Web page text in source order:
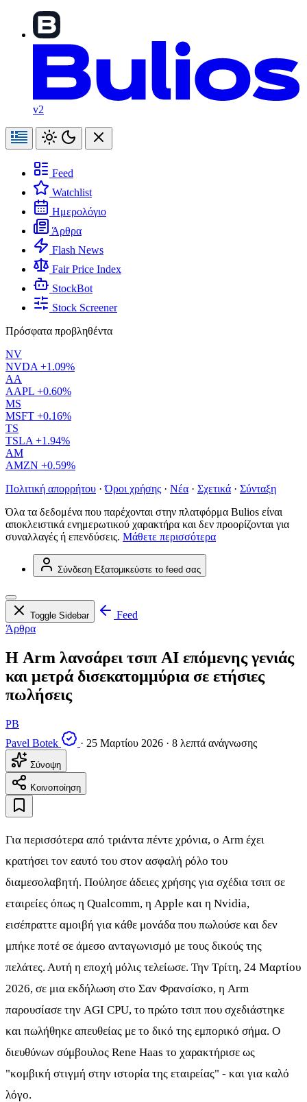
v2
Feed
Watchlist
Ημερολόγιο
Άρθρα
Flash News
Fair Price Index
StockBot
Stock Screener
Πρόσφατα προβληθέντα
NV
NVDA +1.09%
AA
AAPL +0.60%
MS
MSFT +0.16%
TS
TSLA +1.94%
AM
AMZN +0.59%
Πολιτική απορρήτου · Όροι χρήσης · Νέα · Σχετικά · Σύνταξη
Όλα τα δεδομένα που παρέχονται στην πλατφόρμα Bulios είναι
αποκλειστικά ενημερωτικού χαρακτήρα και δεν προορίζονται για
συναλλαγές ή επενδύσεις. Μάθετε περισσότερα
Σύνδεση Εξατομικεύστε το feed σας
Toggle Sidebar
Feed
Άρθρα
Η Arm λανσάρει τσιπ AI επόμενης γενιάς
και μετρά δισεκατομμύρια σε ετήσιες
πωλήσεις
PB
Pavel Botek
· 25 Μαρτίου 2026 · 8 λεπτά ανάγνωσης
Σύνοψη
Κοινοποίηση
Για περισσότερα από τριάντα πέντε χρόνια, ο Arm έχει
κρατήσει τον εαυτό του στον ασφαλή ρόλο του
διαμεσολαβητή. Πούλησε άδειες χρήσης για σχέδια τσιπ σε
εταιρείες όπως η Qualcomm, η Apple και η Nvidia,
εισέπραττε αμοιβή για κάθε μονάδα που πωλούσε και δεν
μπήκε ποτέ σε άμεσο ανταγωνισμό με τους δικούς της
πελάτες. Αυτή η εποχή μόλις τελείωσε. Την Τρίτη, 24 Μαρτίου
2026, σε μια εκδήλωση στο Σαν Φρανσίσκο, η Arm
παρουσίασε την AGI CPU, το πρώτο τσιπ που σχεδιάστηκε
και πωλήθηκε απευθείας με το δικό της εμπορικό σήμα. Ο
διευθύνων σύμβουλος Rene Haas το χαρακτήρισε ως
"κομβική στιγμή στην ιστορία της εταιρείας" - και για καλό
λόγο.